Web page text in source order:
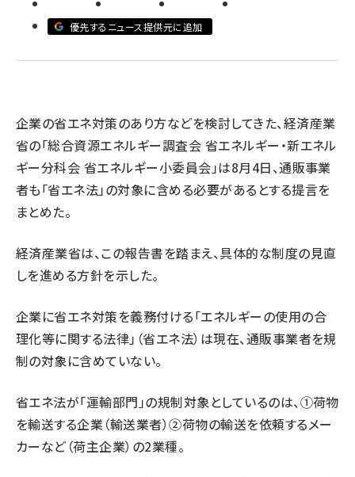
base (1083)
優先するニュース提供元に追加
企業の省エネ対策のあり方などを検討してきた、経済産業
省の「総合資源エネルギー調査会 省エネルギー・新エネル
ギー分科会 省エネルギー小委員会」は8月4日、通販事業
者も「省エネ法」の対象に含める必要があるとする提言を
まとめた。
経済産業省は、この報告書を踏まえ、具体的な制度の見直
しを進める方針を示した。
企業に省エネ対策を義務付ける「エネルギーの使用の合
理化等に関する法律」（省エネ法）は現在、通販事業者を規
制の対象に含めていない。
省エネ法が「運輸部門」の規制対象としているのは、①荷物
を輸送する企業（輸送業者）②荷物の輸送を依頼するメー
カーなど（荷主企業）の2業種。